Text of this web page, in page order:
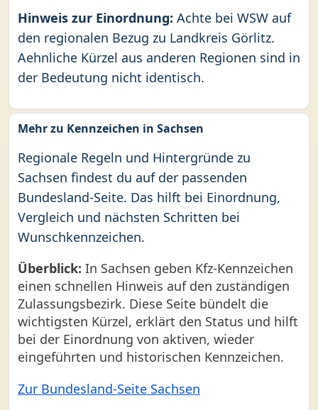
Hinweis zur Einordnung: Achte bei WSW auf
den regionalen Bezug zu Landkreis Görlitz.
Aehnliche Kürzel aus anderen Regionen sind in
der Bedeutung nicht identisch.
Mehr zu Kennzeichen in Sachsen
Regionale Regeln und Hintergründe zu
Sachsen findest du auf der passenden
Bundesland-Seite. Das hilft bei Einordnung,
Vergleich und nächsten Schritten bei
Wunschkennzeichen.
Überblick: In Sachsen geben Kfz-Kennzeichen
einen schnellen Hinweis auf den zuständigen
Zulassungsbezirk. Diese Seite bündelt die
wichtigsten Kürzel, erklärt den Status und hilft
bei der Einordnung von aktiven, wieder
eingeführten und historischen Kennzeichen.
Zur Bundesland-Seite Sachsen